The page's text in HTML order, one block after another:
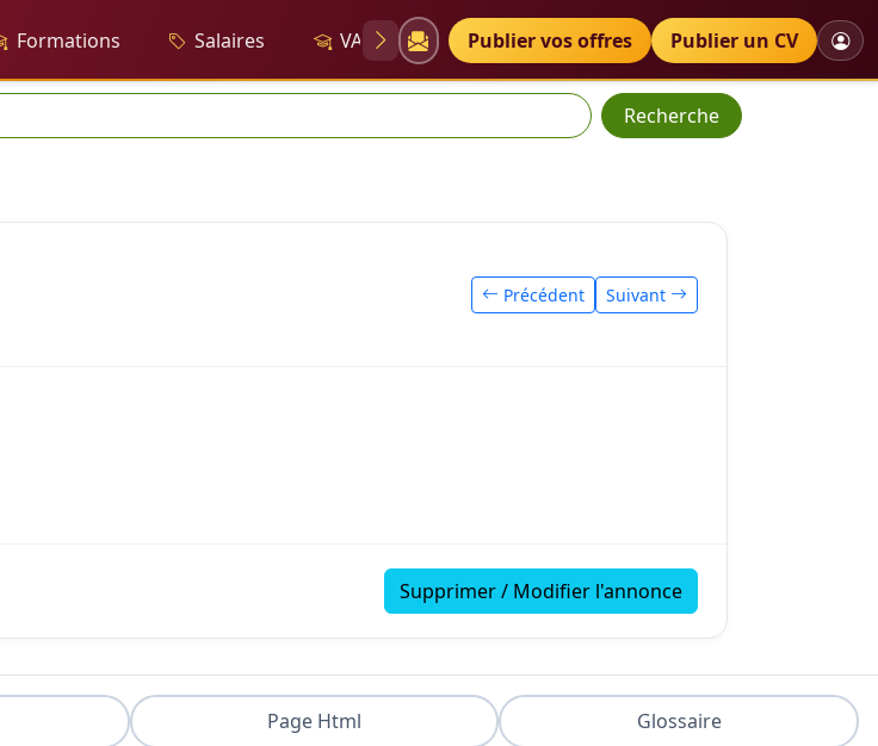
Formations Salaires VAE Diplômes Petites annonces
Publier vos offres Publier un CV
Recherche
Précédent Suivant
Supprimer / Modifier l'annonce
Page Html Glossaire